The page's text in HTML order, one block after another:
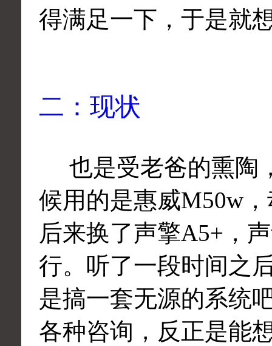
得满足一下，于是就
二：现状
也是受老爸的熏陶
候用的是惠威M50w
后来换了声擎A5+，
行。听了一段时间之
是搞一套无源的系统
各种咨询，反正是能